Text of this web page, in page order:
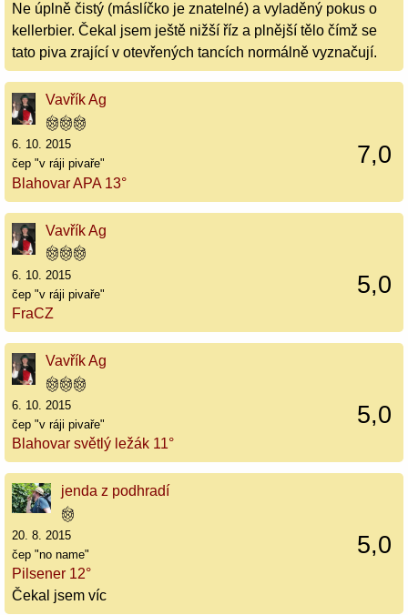
Ne úplně čistý (máslíčko je znatelné) a vyladěný pokus o
kellerbier. Čekal jsem ještě nižší říz a plnější tělo čímž se
tato piva zrající v otevřených tancích normálně vyznačují.
Vavřík Ag
7,0
6. 10. 2015
čep "v ráji pivaře"
Blahovar APA 13°
Vavřík Ag
5,0
6. 10. 2015
čep "v ráji pivaře"
FraCZ
Vavřík Ag
5,0
6. 10. 2015
čep "v ráji pivaře"
Blahovar světlý ležák 11°
jenda z podhradí
5,0
20. 8. 2015
čep "no name"
Pilsener 12°
Čekal jsem víc